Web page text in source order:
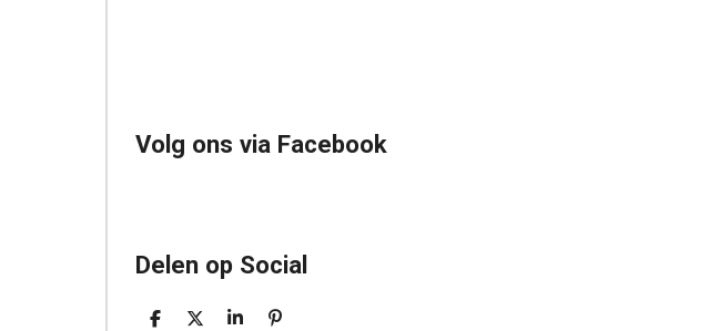
Volg ons via Facebook
Delen op Social
D D S P